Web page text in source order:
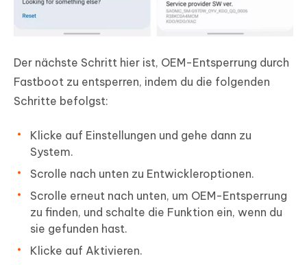
Der nächste Schritt hier ist, OEM-Entsperrung durch
Fastboot zu entsperren, indem du die folgenden
Schritte befolgst:
Klicke auf Einstellungen und gehe dann zu
System.
Scrolle nach unten zu Entwickleroptionen.
Scrolle erneut nach unten, um OEM-Entsperrung
zu finden, und schalte die Funktion ein, wenn du
sie gefunden hast.
Klicke auf Aktivieren.